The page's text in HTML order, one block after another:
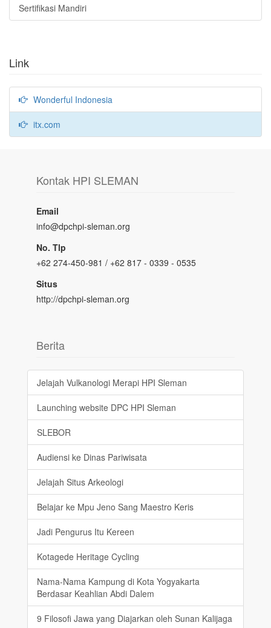
Sertifikasi Mandiri
Link
Wonderful Indonesia
itx.com
Kontak HPI SLEMAN
Email
info@dpchpi-sleman.org
No. Tlp
+62 274-450-981 / +62 817 - 0339 - 0535
Situs
http://dpchpi-sleman.org
Berita
Jelajah Vulkanologi Merapi HPI Sleman
Launching website DPC HPI Sleman
SLEBOR
Audiensi ke Dinas Pariwisata
Jelajah Situs Arkeologi
Belajar ke Mpu Jeno Sang Maestro Keris
Jadi Pengurus Itu Kereen
Kotagede Heritage Cycling
Nama-Nama Kampung di Kota Yogyakarta
Berdasar Keahlian Abdi Dalem
9 Filosofi Jawa yang Diajarkan oleh Sunan Kalijaga